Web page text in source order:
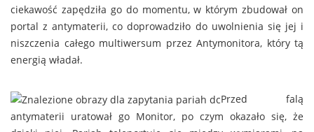
ciekawość zapędziła go do momentu, w którym zbudował on
portal z antymaterii, co doprowadziło do uwolnienia się jej i
niszczenia całego multiwersum przez Antymonitora, który tą
energią władał.
Przed falą
antymaterii uratował go Monitor, po czym okazało się, że